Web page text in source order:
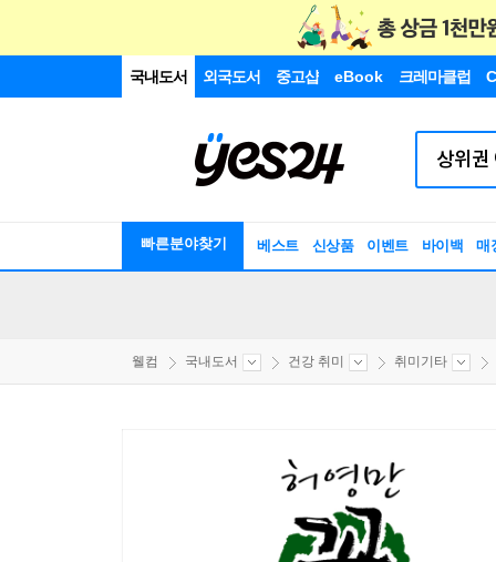
국내도서 외국도서 중고샵 eBook 크레마클럽
빠른분야찾기 베스트 신상품 이벤트 바이백 매
웰컴 국내도서 건강 취미 취미기타